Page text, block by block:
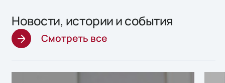
Новости, истории и события
Смотреть все